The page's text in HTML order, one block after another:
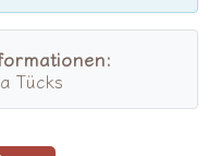
Tücks